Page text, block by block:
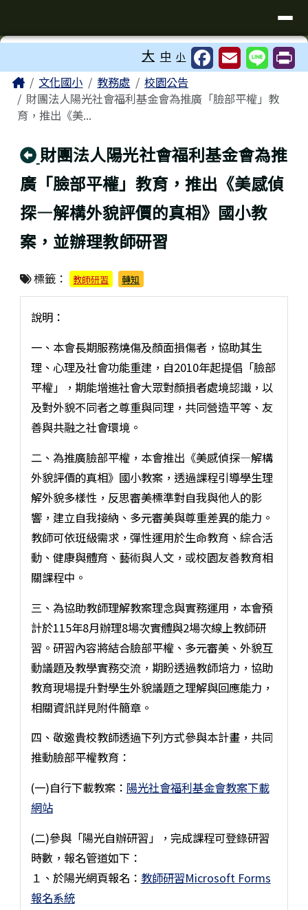
⏸
大 中 小
主內容區域
Home文化國小 教務處
校園公告
財團法人陽光社會福利基金會為推廣「臉部平權」教
育，推出《美...
回上頁
財團法人陽光社會福利基金會為推
廣「臉部平權」教育，推出《美感偵
探—解構外貌評價的真相》國小教
案，並辦理教師研習
標籤： 教師研習 轉知
說明：
一、本會長期服務燒傷及顏面損傷者，協助其生
理、心理及社會功能重建，自2010年起提倡「臉部
平權」，期能增進社會大眾對顏損者處境認識，以
及對外貌不同者之尊重與同理，共同營造平等、友
善與共融之社會環境。
二、為推廣臉部平權，本會推出《美感偵探—解構
外貌評價的真相》國小教案，透過課程引導學生理
解外貌多樣性，反思審美標準對自我與他人的影
響，建立自我接納、多元審美與尊重差異的能力。
教師可依班級需求，彈性運用於生命教育、綜合活
動、健康與體育、藝術與人文，或校園友善教育相
關課程中。
三、為協助教師理解教案理念與實務運用，本會預
計於115年8月辦理8場次實體與2場次線上教師研
習。研習內容將結合臉部平權、多元審美、外貌互
動議題及教學實務交流，期盼透過教師培力，協助
教育現場提升對學生外貌議題之理解與回應能力，
相關資訊詳見附件簡章。
四、敬邀貴校教師透過下列方式參與本計畫，共同
推動臉部平權教育：
(一)自行下載教案： 陽光社會福利基金會教案下載
網站
(二)參與「陽光自辦研習」，完成課程可登錄研習
時數，報名管道如下：
１、於陽光網頁報名： 教師研習Microsoft Forms
報名系統
頁尾區域